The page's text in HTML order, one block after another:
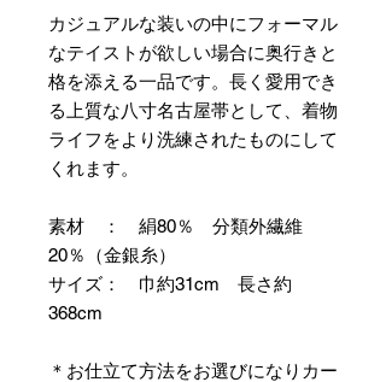
カジュアルな装いの中にフォーマル
なテイストが欲しい場合に奥行きと
格を添える一品です。長く愛用でき
る上質な八寸名古屋帯として、着物
ライフをより洗練されたものにして
くれます。
素材 ： 絹80％ 分類外繊維
20％（金銀糸）
サイズ： 巾約31cm 長さ約
368cm
＊お仕立て方法をお選びになりカー